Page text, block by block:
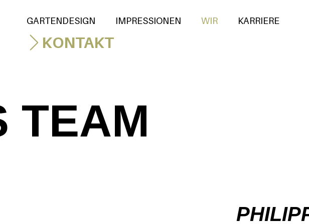
GARTENDESIGN IMPRESSIONEN WIR KARRIERE
KONTAKT
TEAM